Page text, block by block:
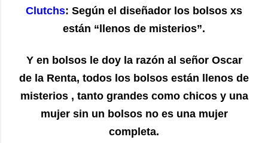
Clutchs: Según el diseñador los bolsos xs
están “llenos de misterios”.
Y en bolsos le doy la razón al señor Oscar
de la Renta, todos los bolsos están llenos de
misterios , tanto grandes como chicos y una
mujer sin un bolsos no es una mujer
completa.